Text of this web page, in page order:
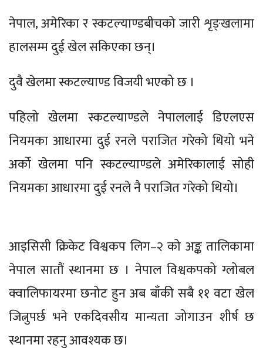
नेपाल, अमेरिका र स्कटल्याण्डबीचको जारी शृङ्खलामा
हालसम्म दुई खेल सकिएका छन्।
दुवै खेलमा स्कटल्याण्ड विजयी भएको छ ।
पहिलो खेलमा स्कटल्याण्डले नेपाललाई डिएलएस
नियमका आधारमा दुई रनले पराजित गरेको थियो भने
अर्को खेलमा पनि स्कटल्याण्डले अमेरिकालाई सोही
नियमका आधारमा दुई रनले नै पराजित गरेको थियो।
आइसिसी क्रिकेट विश्वकप लिग–२ को अङ्क तालिकामा
नेपाल सातौं स्थानमा छ । नेपाल विश्वकपको ग्लोबल
क्वालिफायरमा छनोट हुन अब बाँकी सबै ११ वटा खेल
जित्नुपर्छ भने एकदिवसीय मान्यता जोगाउन शीर्ष छ
स्थानमा रहनु आवश्यक छ।